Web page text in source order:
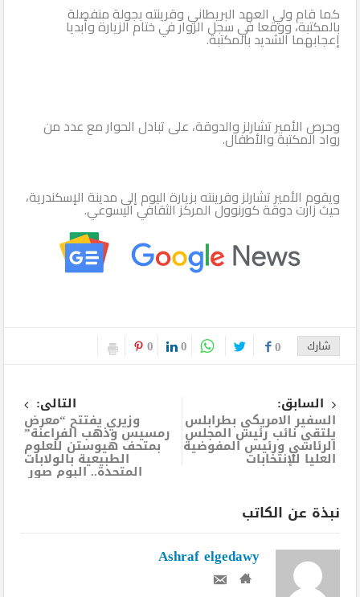
كما قام ولي العهد البريطاني وقرينته بجولة منفصلة
بالمكتبة، ووقعا في سجل الزوار في ختام الزيارة وأبديا
إعجابهما الشديد بالمكتبة.
وحرص الأمير تشارلز والدوقة، على تبادل الحوار مع عدد من
رواد المكتبة والأطفال.
ويقوم الأمير تشارلز وقرينته بزيارة اليوم إلى مدينة الإسكندرية،
حيث زارت دوقة كورنوول المركز الثقافي اليسوعي.
شارك 0
0
0
السابق:
السفير الامريكي بطرابلس
يلتقي نائب رئيس المجلس
الرئاسي ورئيس المفوضية
العليا للإنتخابات
التالى:
وزيري يفتتح “معرض
رمسيس وذهب الفراعنة”
بمتحف هيوستن للعلوم
الطبيعية بالولابات
المتحدة.. البوم صور
نبذة عن الكاتب
Ashraf elgedawy